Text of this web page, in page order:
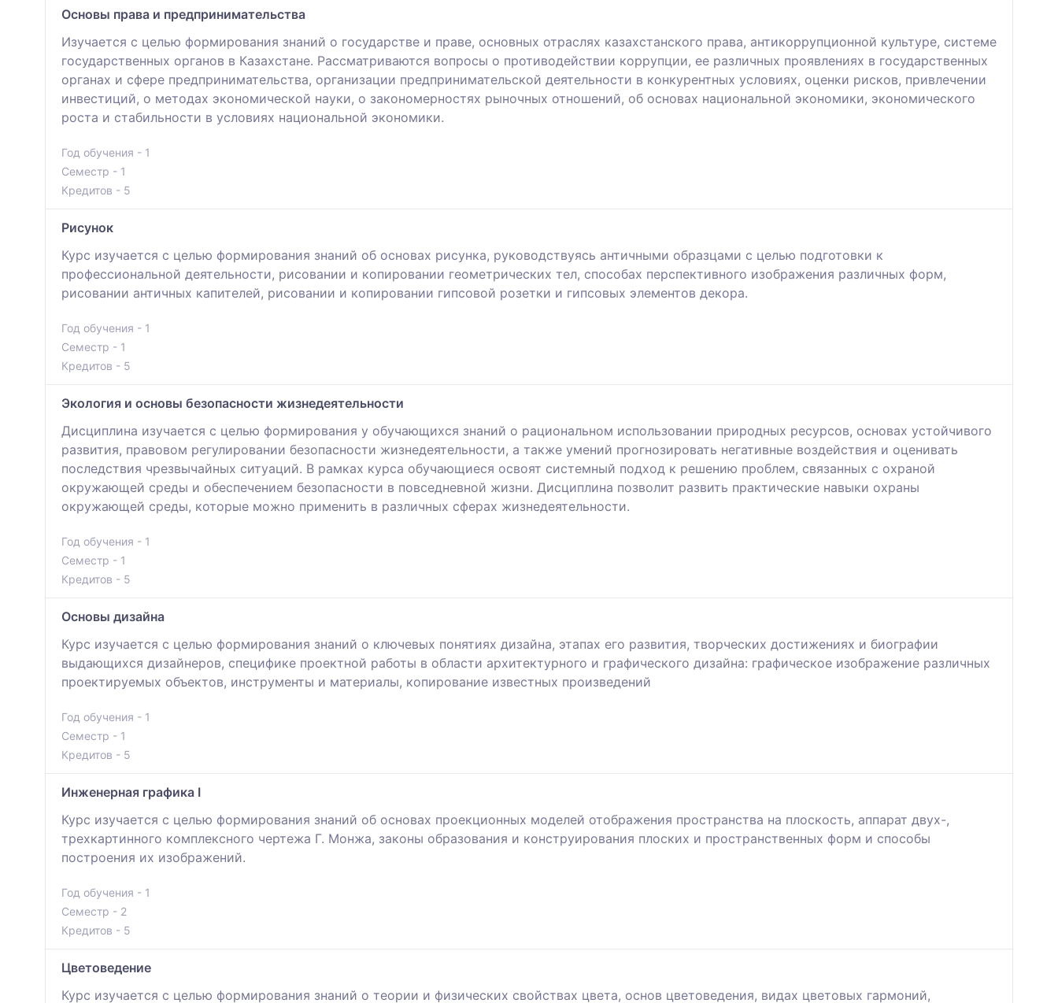
Основы права и предпринимательства
Изучается с целью формирования знаний о государстве и праве, основных отраслях казахстанского права, антикоррупционной культуре, системе
государственных органов в Казахстане. Рассматриваются вопросы о противодействии коррупции, ее различных проявлениях в государственных
органах и сфере предпринимательства, организации предпринимательской деятельности в конкурентных условиях, оценки рисков, привлечении
инвестиций, о методах экономической науки, о закономерностях рыночных отношений, об основах национальной экономики, экономического
роста и стабильности в условиях национальной экономики.
Год обучения - 1
Семестр - 1
Кредитов - 5
Рисунок
Курс изучается с целью формирования знаний об основах рисунка, руководствуясь античными образцами с целью подготовки к
профессиональной деятельности, рисовании и копировании геометрических тел, способах перспективного изображения различных форм,
рисовании античных капителей, рисовании и копировании гипсовой розетки и гипсовых элементов декора.
Год обучения - 1
Семестр - 1
Кредитов - 5
Экология и основы безопасности жизнедеятельности
Дисциплина изучается с целью формирования у обучающихся знаний о рациональном использовании природных ресурсов, основах устойчивого
развития, правовом регулировании безопасности жизнедеятельности, а также умений прогнозировать негативные воздействия и оценивать
последствия чрезвычайных ситуаций. В рамках курса обучающиеся освоят системный подход к решению проблем, связанных с охраной
окружающей среды и обеспечением безопасности в повседневной жизни. Дисциплина позволит развить практические навыки охраны
окружающей среды, которые можно применить в различных сферах жизнедеятельности.
Год обучения - 1
Семестр - 1
Кредитов - 5
Основы дизайна
Курс изучается с целью формирования знаний о ключевых понятиях дизайна, этапах его развития, творческих достижениях и биографии
выдающихся дизайнеров, специфике проектной работы в области архитектурного и графического дизайна: графическое изображение различных
проектируемых объектов, инструменты и материалы, копирование известных произведений
Год обучения - 1
Семестр - 1
Кредитов - 5
Инженерная графика I
Курс изучается с целью формирования знаний об основах проекционных моделей отображения пространства на плоскость, аппарат двух-,
трехкартинного комплексного чертежа Г. Монжа, законы образования и конструирования плоских и пространственных форм и способы
построения их изображений.
Год обучения - 1
Семестр - 2
Кредитов - 5
Цветоведение
Курс изучается с целью формирования знаний о теории и физических свойствах цвета, основ цветоведения, видах цветовых гармоний,